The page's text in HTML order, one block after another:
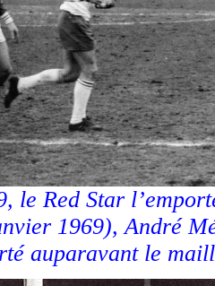
le Red Star
1969), André
auparavant le